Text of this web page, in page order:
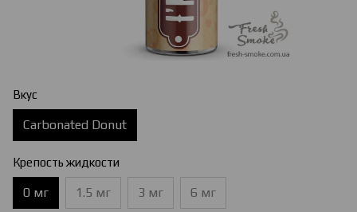
Вкус
Carbonated Donut
Крепость жидкости
0 мг 1.5 мг 3 мг 6 мг